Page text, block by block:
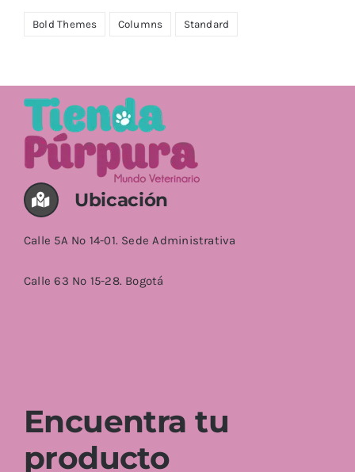
Bold Themes Columns Standard
Ubicación
Calle 5A No 14-01. Sede Administrativa
Calle 63 No 15-28. Bogotá
Encuentra tu
producto